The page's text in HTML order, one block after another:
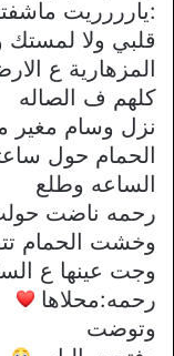
:يارررريت
قلبي ولا
المزهارية ع
كلهم ف الصاله
نزل وسام مغير
الحمام حول
الساعه وطلع
رحمه ناضت
وخشت الحمام
وجت عينها ع
رحمه:محلاها
وتوضت